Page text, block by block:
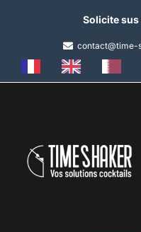
Solicite
contact@time-